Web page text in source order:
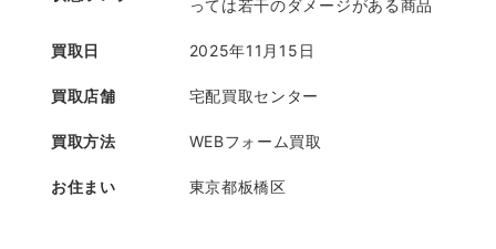
っては若干のダメージがある商品
買取日 2025年11月15日
買取店舗 宅配買取センター
買取方法 WEBフォーム買取
お住まい 東京都板橋区